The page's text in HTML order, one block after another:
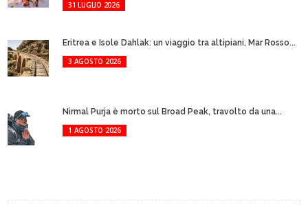
31 LUGLIO 2026
Eritrea e Isole Dahlak: un viaggio tra altipiani, Mar Rosso...
3 AGOSTO 2026
Nirmal Purja è morto sul Broad Peak, travolto da una...
1 AGOSTO 2026